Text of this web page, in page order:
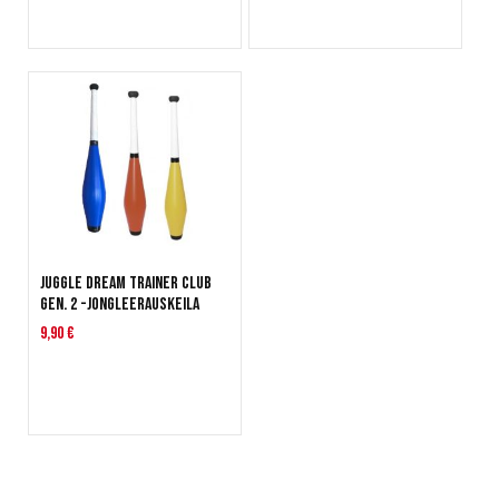
Juggle Dream Trainer Club
Gen. 2 -jongleerauskeila
9,90 €